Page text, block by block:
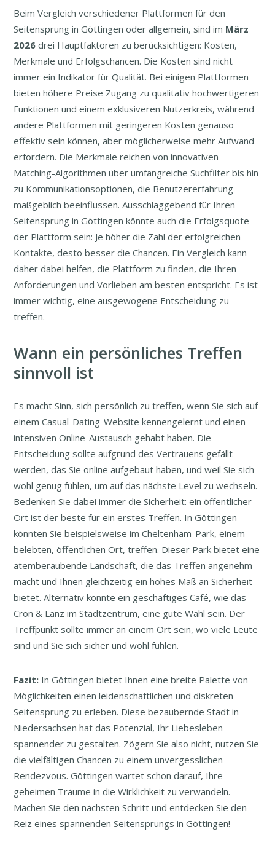
Beim Vergleich verschiedener Plattformen für den
Seitensprung in Göttingen oder allgemein, sind im März
2026 drei Hauptfaktoren zu berücksichtigen: Kosten,
Merkmale und Erfolgschancen. Die Kosten sind nicht
immer ein Indikator für Qualität. Bei einigen Plattformen
bieten höhere Preise Zugang zu qualitativ hochwertigeren
Funktionen und einem exklusiveren Nutzerkreis, während
andere Plattformen mit geringeren Kosten genauso
effektiv sein können, aber möglicherweise mehr Aufwand
erfordern. Die Merkmale reichen von innovativen
Matching-Algorithmen über umfangreiche Suchfilter bis hin
zu Kommunikationsoptionen, die Benutzererfahrung
maßgeblich beeinflussen. Ausschlaggebend für Ihren
Seitensprung in Göttingen könnte auch die Erfolgsquote
der Plattform sein: Je höher die Zahl der erfolgreichen
Kontakte, desto besser die Chancen. Ein Vergleich kann
daher dabei helfen, die Plattform zu finden, die Ihren
Anforderungen und Vorlieben am besten entspricht. Es ist
immer wichtig, eine ausgewogene Entscheidung zu
treffen.
Wann ein persönliches Treffen
sinnvoll ist
Es macht Sinn, sich persönlich zu treffen, wenn Sie sich auf
einem Casual-Dating-Website kennengelernt und einen
intensiven Online-Austausch gehabt haben. Die
Entscheidung sollte aufgrund des Vertrauens gefällt
werden, das Sie online aufgebaut haben, und weil Sie sich
wohl genug fühlen, um auf das nächste Level zu wechseln.
Bedenken Sie dabei immer die Sicherheit: ein öffentlicher
Ort ist der beste für ein erstes Treffen. In Göttingen
könnten Sie beispielsweise im Cheltenham-Park, einem
belebten, öffentlichen Ort, treffen. Dieser Park bietet eine
atemberaubende Landschaft, die das Treffen angenehm
macht und Ihnen gleichzeitig ein hohes Maß an Sicherheit
bietet. Alternativ könnte ein geschäftiges Café, wie das
Cron & Lanz im Stadtzentrum, eine gute Wahl sein. Der
Treffpunkt sollte immer an einem Ort sein, wo viele Leute
sind und Sie sich sicher und wohl fühlen.
Fazit: In Göttingen bietet Ihnen eine breite Palette von
Möglichkeiten einen leidenschaftlichen und diskreten
Seitensprung zu erleben. Diese bezaubernde Stadt in
Niedersachsen hat das Potenzial, Ihr Liebesleben
spannender zu gestalten. Zögern Sie also nicht, nutzen Sie
die vielfältigen Chancen zu einem unvergesslichen
Rendezvous. Göttingen wartet schon darauf, Ihre
geheimen Träume in die Wirklichkeit zu verwandeln.
Machen Sie den nächsten Schritt und entdecken Sie den
Reiz eines spannenden Seitensprungs in Göttingen!